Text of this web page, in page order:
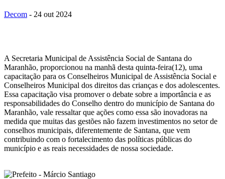
Decom - 24 out 2024
A Secretaria Municipal de Assistência Social de Santana do
Maranhão, proporcionou na manhã desta quinta-feira(12), uma
capacitação para os Conselheiros Municipal de Assistência Social e
Conselheiros Municipal dos direitos das crianças e dos adolescentes.
Essa capacitação visa promover o debate sobre a importância e as
responsabilidades do Conselho dentro do município de Santana do
Maranhão, vale ressaltar que ações como essa são inovadoras na
medida que muitas das gestões não fazem investimentos no setor de
conselhos municipais, diferentemente de Santana, que vem
contribuindo com o fortalecimento das políticas públicas do
município e as reais necessidades de nossa sociedade.